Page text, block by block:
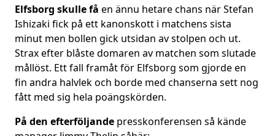
Elfsborg skulle få en ännu hetare chans när Stefan
Ishizaki fick på ett kanonskott i matchens sista
minut men bollen gick utsidan av stolpen och ut.
Strax efter blåste domaren av matchen som slutade
mållöst. Ett fall framåt för Elfsborg som gjorde en
fin andra halvlek och borde med chanserna sett nog
fått med sig hela poängskörden.
På den efterföljande presskonferensen så kände